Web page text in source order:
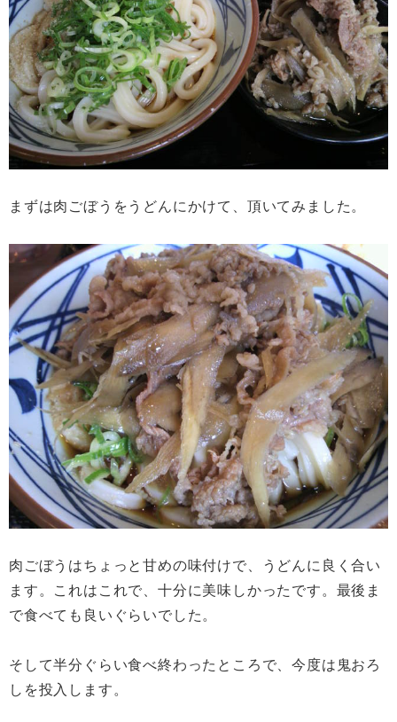
まずは肉ごぼうをうどんにかけて、頂いてみました。
肉ごぼうはちょっと甘めの味付けで、うどんに良く合い
ます。これはこれで、十分に美味しかったです。最後ま
で食べても良いぐらいでした。
そして半分ぐらい食べ終わったところで、今度は鬼おろ
しを投入します。